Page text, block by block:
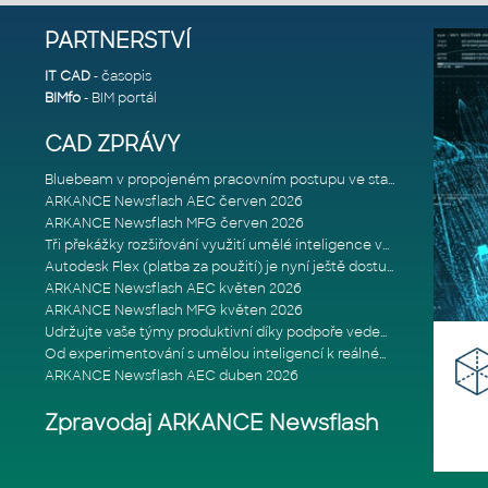
PARTNERSTVÍ
IT CAD- časopis
BIMfo- BIM portál
CAD ZPRÁVY
Bluebeam v propojeném pracovním postupu ve stavebnictví: Proč je int
ARKANCE Newsflash AEC červen 2026
ARKANCE Newsflash MFG červen 2026
Tři překážky rozšiřování využití umělé inteligence ve stavebním prům
Autodesk Flex (platba za použití) je nyní ještě dostupnější
ARKANCE Newsflash AEC květen 2026
ARKANCE Newsflash MFG květen 2026
Udržujte vaše týmy produktivní díky podpoře vedené odborníky
Od experimentování s umělou inteligencí k reálnému dopadu na podniká
ARKANCE Newsflash AEC duben 2026
Zpravodaj ARKANCE Newsflash